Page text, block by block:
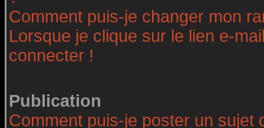
Comment puis-je changer mon
Lorsque je clique sur le lien e-
connecter !
Publication
Comment puis-je poster un sujet